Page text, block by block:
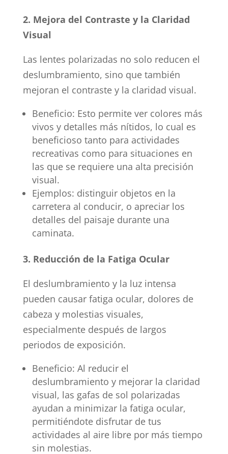
2. Mejora del Contraste y la Claridad
Visual
Las lentes polarizadas no solo reducen el
deslumbramiento, sino que también
mejoran el contraste y la claridad visual.
Beneficio: Esto permite ver colores más
vivos y detalles más nítidos, lo cual es
beneficioso tanto para actividades
recreativas como para situaciones en
las que se requiere una alta precisión
visual.
Ejemplos: distinguir objetos en la
carretera al conducir, o apreciar los
detalles del paisaje durante una
caminata.
3. Reducción de la Fatiga Ocular
El deslumbramiento y la luz intensa
pueden causar fatiga ocular, dolores de
cabeza y molestias visuales,
especialmente después de largos
periodos de exposición.
Beneficio: Al reducir el
deslumbramiento y mejorar la claridad
visual, las gafas de sol polarizadas
ayudan a minimizar la fatiga ocular,
permitiéndote disfrutar de tus
actividades al aire libre por más tiempo
sin molestias.